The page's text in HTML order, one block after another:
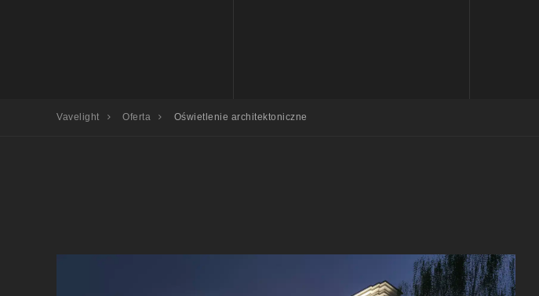
Vavelight Oferta Oświetlenie architektoniczne